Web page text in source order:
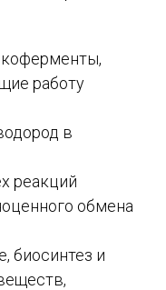
коферменты,
работу
в
реакций
обмена
биосинтез и